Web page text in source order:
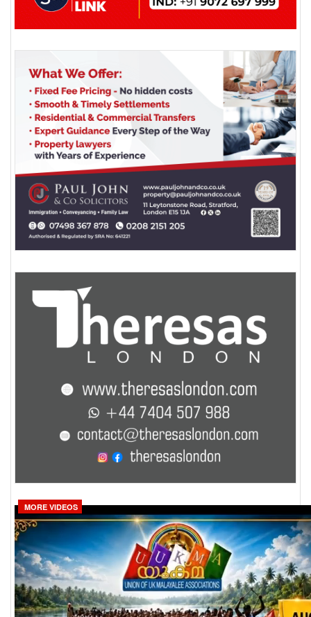
MORE VIDEOS